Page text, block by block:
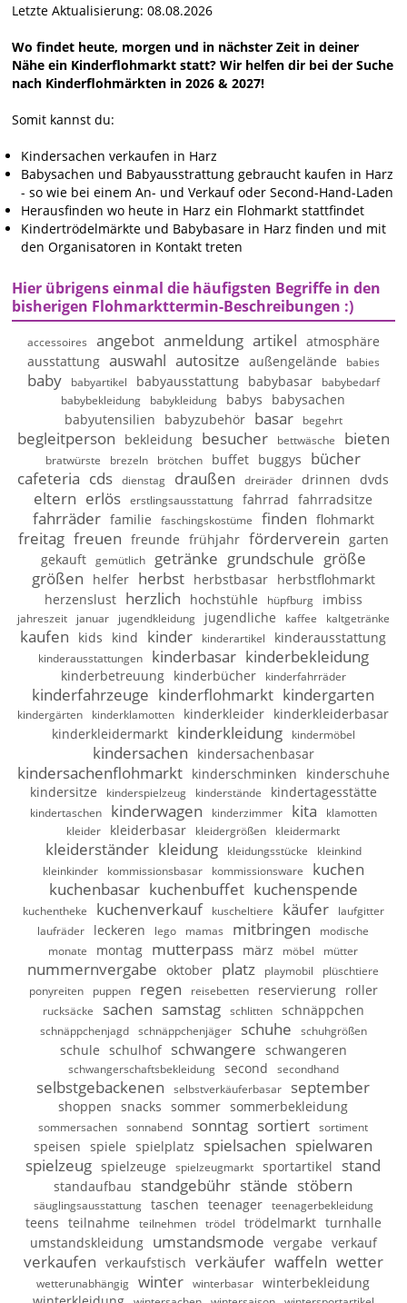
Letzte Aktualisierung: 08.08.2026
Wo findet heute, morgen und in nächster Zeit in deiner
Nähe ein Kinderflohmarkt statt? Wir helfen dir bei der Suche
nach Kinderflohmärkten in 2026 & 2027!
Somit kannst du:
Kindersachen verkaufen in Harz
Babysachen und Babyausstrattung gebraucht kaufen in Harz
- so wie bei einem An- und Verkauf oder Second-Hand-Laden
Herausfinden wo heute in Harz ein Flohmarkt stattfindet
Kindertrödelmärkte und Babybasare in Harz finden und mit
den Organisatoren in Kontakt treten
Hier übrigens einmal die häufigsten Begriffe in den
bisherigen Flohmarkttermin-Beschreibungen :)
accessoires angebot anmeldung artikel atmosphäre
ausstattung auswahl autositze außengelände babies
baby babyartikel babyausstattung babybasar
babybedarf
babybekleidung
babykleidung babys
babysachen
babyutensilien
babyzubehör basar begehrt
begleitperson bekleidung besucher bettwäsche bieten
bratwürste brezeln brötchen buffet buggys
bücher
cafeteria cds dienstag draußen dreiräder drinnen dvds
eltern erlös erstlingsausstattung fahrrad fahrradsitze
fahrräder familie faschingskostüme finden flohmarkt
freitag freuen freunde frühjahr förderverein garten
gekauft
gemütlich getränke grundschule größe
größen
helfer herbst herbstbasar herbstflohmarkt
herzenslust herzlich hochstühle hüpfburg imbiss
jahreszeit januar jugendkleidung jugendliche kaffee kaltgetränke
kaufen kids kind kinder kinderartikel kinderausstattung
kinderausstattungen kinderbasar kinderbekleidung
kinderbetreuung kinderbücher kinderfahrräder
kinderfahrzeuge kinderflohmarkt kindergarten
kindergärten kinderklamotten kinderkleider kinderkleiderbasar
kinderkleidermarkt kinderkleidung kindermöbel
kindersachen kindersachenbasar
kindersachenflohmarkt kinderschminken
kinderschuhe
kindersitze
kinderspielzeug kinderstände kindertagesstätte
kindertaschen kinderwagen kinderzimmer kita
klamotten
kleider
kleiderbasar kleidergrößen kleidermarkt
kleiderständer kleidung kleidungsstücke
kleinkind
kleinkinder
kommissionsbasar kommissionsware
kuchen
kuchenbasar kuchenbuffet kuchenspende
kuchentheke kuchenverkauf kuscheltiere käufer
laufgitter
laufräder
leckeren lego mamas mitbringen
modische
monate
montag mutterpass märz möbel mütter
nummernvergabe oktober platz playmobil
plüschtiere
ponyreiten
puppen regen reisebetten reservierung roller
rucksäcke sachen samstag schlitten schnäppchen
schnäppchenjagd schnäppchenjäger schuhe schuhgrößen
schule schulhof schwangere schwangeren
schwangerschaftsbekleidung second secondhand
selbstgebackenen selbstverkäuferbasar september
shoppen snacks sommer sommerbekleidung
sommersachen sonnabend sonntag sortiert sortiment
speisen spiele spielplatz spielsachen spielwaren
spielzeug spielzeuge spielzeugmarkt sportartikel stand
standaufbau standgebühr stände stöbern
säuglingsausstattung taschen teenager teenagerbekleidung
teens teilnahme teilnehmen trödel trödelmarkt turnhalle
umstandskleidung umstandsmode vergabe verkauf
verkaufen verkaufstisch verkäufer waffeln wetter
wetterunabhängig winter winterbasar
winterbekleidung